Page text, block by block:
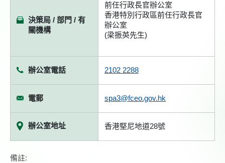
決策局 / 部門 / 有
關機構
前任行政長官辦公室
香港特別行政區前任行政長官
辦公室
(梁振英先生)
辦公室電話 2102 2288
電郵 spa3@fceo.gov.hk
辦公室地址 香港堅尼地道28號
備註: